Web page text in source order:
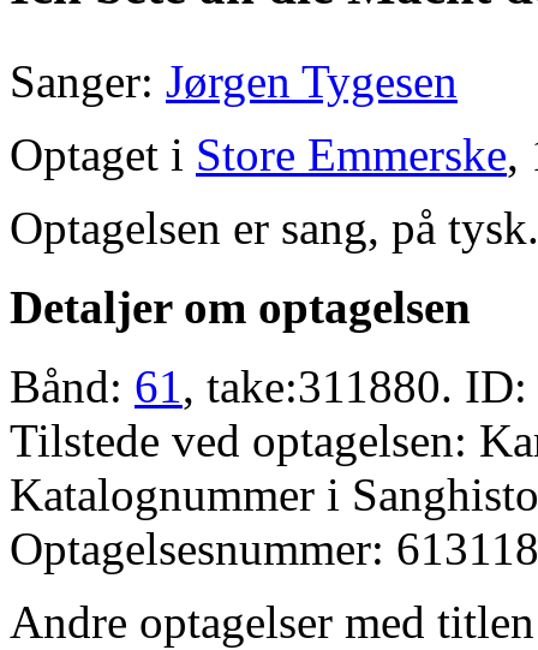
Sanger: Jørgen Tygesen
Optaget i Store Emmerske,
Optagelsen er sang, på tysk.
Detaljer om optagelsen
Bånd: 61, take:311880.
Tilstede ved optagelsen:
Katalognummer i
Optagelsesnummer:
Andre optagelser med